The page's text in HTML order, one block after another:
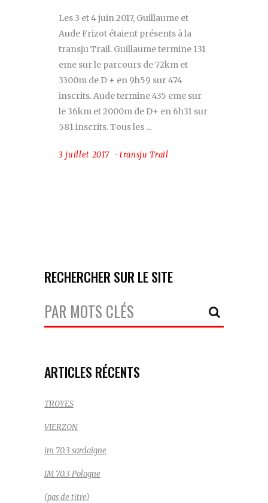
Les 3 et 4 juin 2017, Guillaume et
Aude Frizot étaient présents à la
transju Trail. Guillaume termine 131
eme sur le parcours de 72km et
3300m de D + en 9h59 sur 474
inscrits. Aude termine 435 eme sur
le 36km et 2000m de D+ en 6h31 sur
581 inscrits. Tous les
3 juillet 2017 transju Trail
RECHERCHER SUR LE SITE
Votre
Recherche:
ARTICLES RÉCENTS
TROYES
VIERZON
im 70.3 sardaigne
IM 70.3 Pologne
(pas de titre)